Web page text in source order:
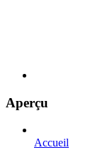
Aperçu
Accueil